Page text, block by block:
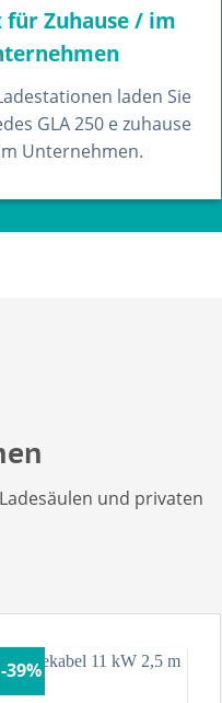
für Zuhause / im
laden Sie
GLA 250 e zuhause
Unternehmen.
und privaten
-39%